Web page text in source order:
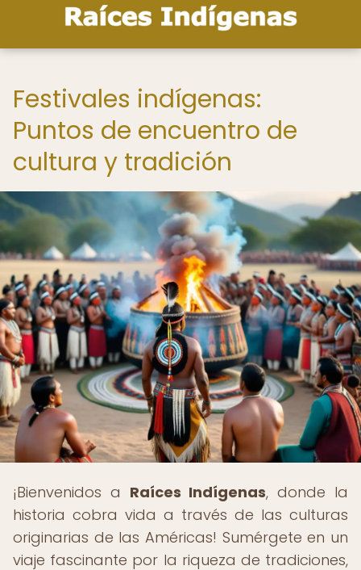
Festivales indígenas:
Puntos de encuentro de
cultura y tradición
¡Bienvenidos a Raíces Indígenas, donde la
historia cobra vida a través de las culturas
originarias de las Américas! Sumérgete en un
viaje fascinante por la riqueza de tradiciones,